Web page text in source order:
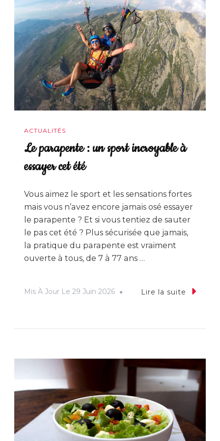
ACTUALITÉS
Le parapente : un sport incroyable à
essayer cet été
Vous aimez le sport et les sensations fortes
mais vous n’avez encore jamais osé essayer
le parapente ? Et si vous tentiez de sauter
le pas cet été ? Plus sécurisée que jamais,
la pratique du parapente est vraiment
ouverte à tous, de 7 à 77 ans …
Mis À Jour Le 29 Juin 2026 Lire la suite